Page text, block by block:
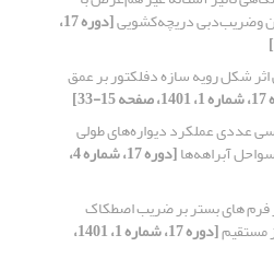
وضریب‌دبی دریچه‌کشویی [دوره 17،
اثر شکل رویه سازه دفلکتور بر عمق
33]
عددی عملکرد دیواره‌های طولی
آبراهه‌ها [دوره 17، شماره 4،
فرم های بستر بر ضریب اصطکاک
مستقیم [دوره 17، شماره 1، 1401،